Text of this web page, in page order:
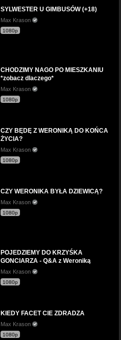
SYLWESTER U GIMBUSÓW (+18)
Max Krason
1080p
CHODZIMY NAGO PO MIESZKANIU
*zobacz dlaczego*
Max Krason
1080p
CZY BĘDĘ Z WERONIKĄ DO KOŃCA
ŻYCIA?
Max Krason
1080p
CZY WERONIKA BYŁA DZIEWICĄ?
Max Krason
1080p
POJEDZIEMY DO KRZYŚKA
GONCIARZA - Q&A z Weroniką
Max Krason
1080p
KIEDY FACET CIE ZDRADZA
Max Krason
1080p